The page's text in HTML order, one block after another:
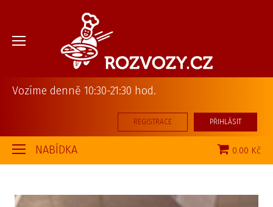
Vozíme denně 10:30-21:30 hod.
REGISTRACE PŘIHLÁSIT
NABÍDKA 0.00 Kč